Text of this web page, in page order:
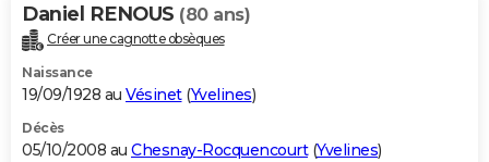
Daniel RENOUS (80 ans)
Créer une cagnotte obsèques
Naissance
19/09/1928 au Vésinet(Yvelines)
Décès
05/10/2008 au Chesnay-Rocquencourt(Yvelines)